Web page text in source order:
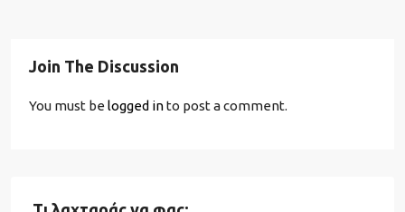
Join The Discussion
You must be logged into post a comment.